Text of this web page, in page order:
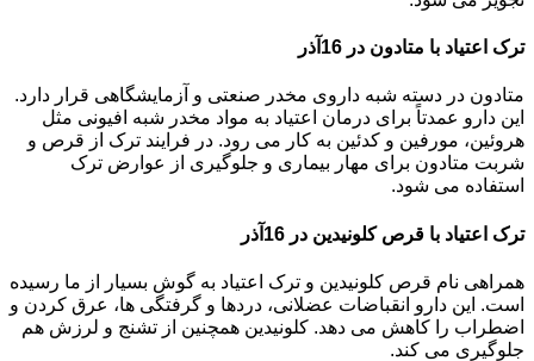
ترک اعتیاد با متادون در 16آذر
متادون در دسته شبه داروی مخدر صنعتی و آزمایشگاهی قرار دارد.
این دارو عمدتاً برای درمان اعتیاد به مواد مخدر شبه افیونی مثل
هروئین، مورفین و کدئین به کار می رود. در فرایند ترک از قرص و
شربت متادون برای مهار بیماری و جلوگیری از عوارض ترک
استفاده می شود.
ترک اعتیاد با قرص کلونیدین در 16آذر
همراهی نام قرص کلونیدین و ترک اعتیاد به گوش بسیار از ما رسیده
است. این دارو انقباضات عضلانی، دردها و گرفتگی ها، عرق کردن و
اضطراب را کاهش می دهد. کلونیدین همچنین از تشنج و لرزش هم
جلوگیری می کند.